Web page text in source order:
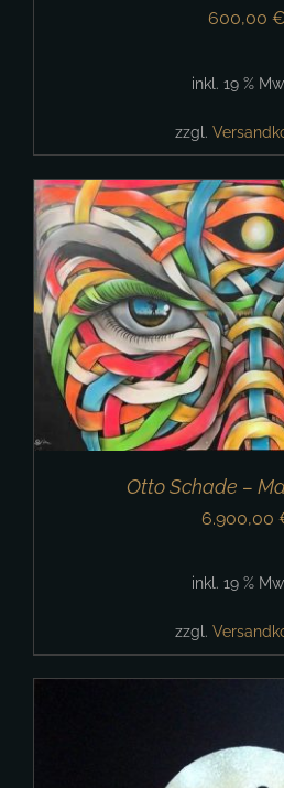
600,00 €
inkl. 19 %
zzgl.
Otto Schade –
6.900,00
inkl. 19 %
zzgl.